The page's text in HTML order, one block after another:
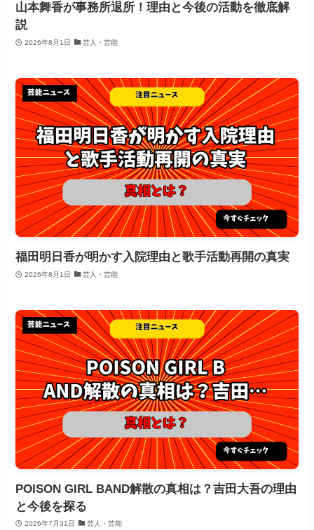
山本舞香が事務所退所！理由と今後の活動を徹底解
説
2026年8月1日 芸人・芸能
福田明日香が明かす入院理由と歌手活動再開の真実
2026年8月1日 芸人・芸能
POISON GIRL BAND解散の真相は？吉田大吾の理由
と今後を探る
2026年7月31日 芸人・芸能